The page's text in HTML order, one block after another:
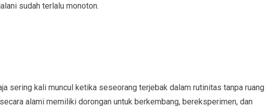
sudah terlalu monoton.
sering kali muncul ketika seseorang terjebak dalam rutinitas tanpa ruang
alami memiliki dorongan untuk berkembang, bereksperimen, dan